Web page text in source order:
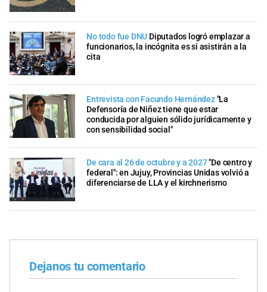
No todo fue DNU Diputados logró emplazar a
funcionarios, la incógnita es si asistirán a la
cita
Entrevista con Facundo Hernández"La
Defensoría de Niñez tiene que estar
conducida por alguien sólido jurídicamente y
con sensibilidad social"
De cara al 26 de octubre y a 2027"De centro y
federal": en Jujuy, Provincias Unidas volvió a
diferenciarse de LLA y el kirchnerismo
Dejanos tu comentario